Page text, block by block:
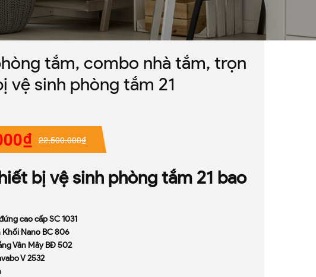
tắm, combo nhà tắm, trọn
vệ sinh phòng tắm 21
22.500.000₫
bị vệ sinh phòng tắm 21 bao
cao cấp SC 1031
Khối Nano BC 806
Vân Mây BĐ 502
V 2532